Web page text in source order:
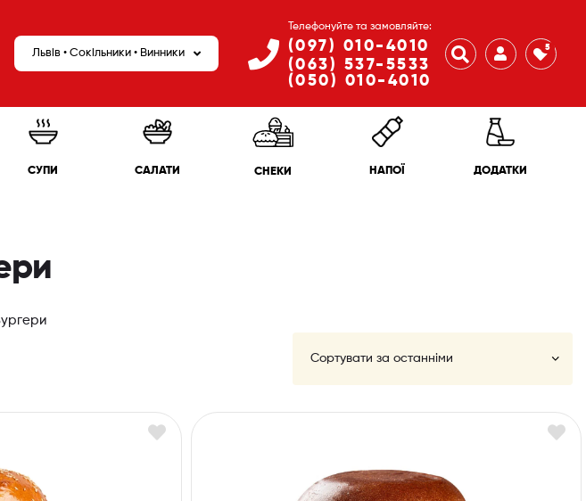
Львів • Сокільники • Винники
Телефонуйте та замовляйте:
(097) 010-4010
(063) 537-5533
(050) 010-4010
5
СУПИ САЛАТИ СНЕКИ НАПОЇ ДОДАТКИ